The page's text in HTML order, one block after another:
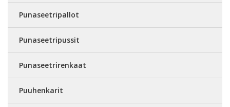
Punaseetripallot
Punaseetripussit
Punaseetrirenkaat
Puuhenkarit